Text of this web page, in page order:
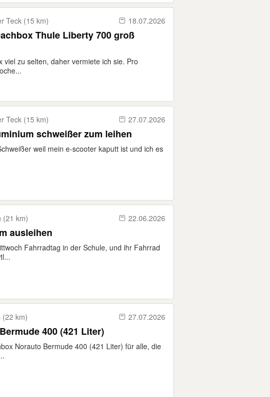
Teck (15 km) 18.07.2026
Thule Liberty 700 groß
viel zu selten, daher vermiete ich sie. Pro
Teck (15 km) 27.07.2026
Brauche einen Aluminium schweißer zum leihen
weil mein e-scooter kaputt ist und ich es
(21 km) 22.06.2026
ausleihen
Fahrradtag in der Schule, und ihr Fahrrad
(22 km) 27.07.2026
400 (421 Liter)
Norauto Bermude 400 (421 Liter) für alle, die